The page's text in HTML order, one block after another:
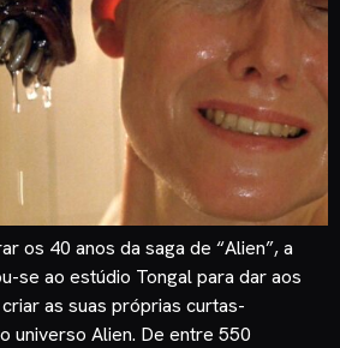
os 40 anos da saga de “Alien”, a
se ao estúdio Tongal para dar aos
as suas próprias curtas-
universo Alien. De entre 550